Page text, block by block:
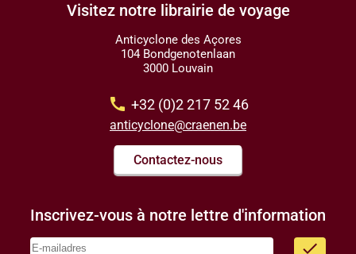
Visitez notre librairie de voyage
Anticyclone des Açores
104 Bondgenotenlaan
3000 Louvain
call +32 (0)2 217 52 46
anticyclone@craenen.be
Contactez-nous
Inscrivez-vous à notre lettre d'information
done